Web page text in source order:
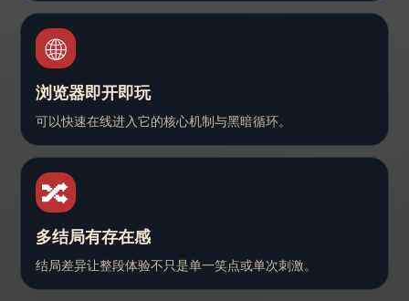
🌐
浏览器即开即玩
可以快速在线进入它的核心机制与黑暗循环。
🔀
多结局有存在感
结局差异让整段体验不只是单一笑点或单次刺激。